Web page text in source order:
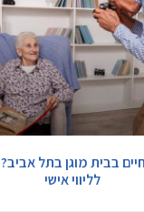
בבית מוגן בתל
לליווי אישי